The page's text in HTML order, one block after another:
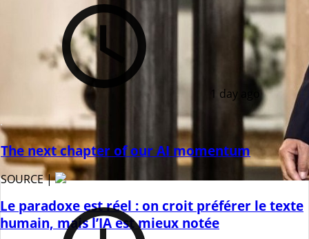
Le paradoxe est réel : on croit préférer le texte
humain, mais l’IA est mieux notée
1 day ago
The next chapter of our AI momentum
SOURCE |